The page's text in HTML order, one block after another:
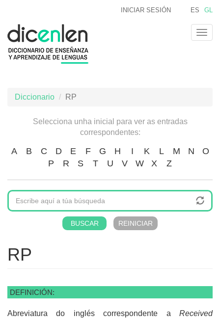
contido
principal
ES GL
INICIAR SESIÓN
Diccionario RP
Selecciona unha inicial para ver as entradas
correspondentes:
A B C D E F G H I K L M N
O
P
R S T U V W X Z
RP
DEFINICIÓN:
Abreviatura do inglés correspondente a Received